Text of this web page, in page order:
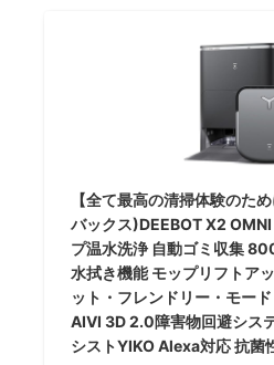
【全て最高の清掃体験のた
バックス)DEEBOT X2
プ温水洗浄 自動ゴミ収集
水拭き機能 モップリフトア
ット・フレンドリー・モー
AIVI 3D 2.0障害物回避シス
シストYIKO Alexa対応 抗菌